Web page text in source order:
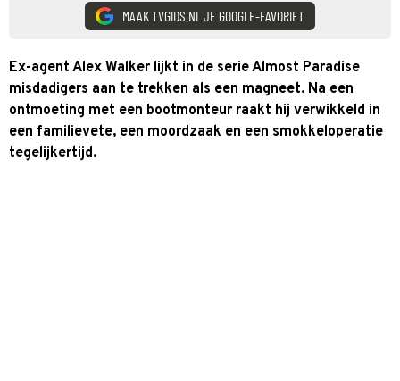
MAAK TVGIDS.NL JE GOOGLE-FAVORIET
Ex-agent Alex Walker lijkt in de serie Almost Paradise
misdadigers aan te trekken als een magneet. Na een
ontmoeting met een bootmonteur raakt hij verwikkeld in
een familievete, een moordzaak en een smokkeloperatie
tegelijkertijd.